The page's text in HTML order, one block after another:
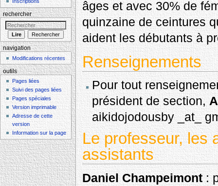
âges et avec 30% de
quinzaine de ceintures
aident les débutants à
Renseignements
Pour tout
président de section,
aikidojodousby _at_
Le professeur, les
assistants
Daniel Champeimont:
rechercher
navigation
Modifications récentes
outils
Pages liées
Suivi des pages liées
Pages spéciales
Version imprimable
Adresse de cette
version
Information sur la page